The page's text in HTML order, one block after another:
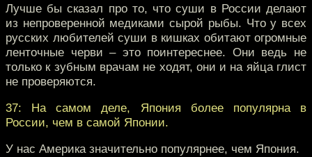
Лучше бы сказал про то, что суши в России делают
из непроверенной медиками сырой рыбы. Что у всех
русских любителей суши в кишках обитают огромные
ленточные черви – это поинтереснее. Они ведь не
только к зубным врачам не ходят, они и на яйца глист
не проверяются.
37: На самом деле, Япония более популярна в
России, чем в самой Японии.
У нас Америка значительно популярнее, чем Япония.